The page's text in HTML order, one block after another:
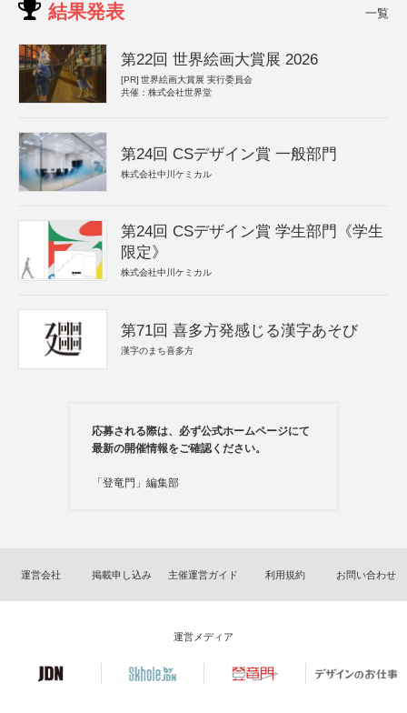
結果発表 一覧
第22回 世界絵画大賞展 2026
[PR] 世界絵画大賞展 実行委員会
共催：株式会社世界堂
第24回 CSデザイン賞 一般部門
株式会社中川ケミカル
第24回 CSデザイン賞 学生部門《学生
限定》
株式会社中川ケミカル
第71回 喜多方発感じる漢字あそび
漢字のまち喜多方
応募される際は、必ず公式ホームページにて
最新の開催情報をご確認ください。
「登竜門」編集部
運営会社 掲載申し込み 主催運営ガイド 利用規約 お問い合わせ
運営メディア